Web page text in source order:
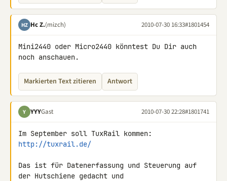
HZ Hc Z.(mizch) 2010-07-30 16:33#1801454
Mini2440 oder Micro2440 könntest Du Dir auch
noch anschauen.
Markierten Text zitieren Antwort
Y YYYGast 2010-07-30 22:28#1801741
http://tuxrail.de/
Das ist für Datenerfassung und Steuerung auf
der Hutschiene gedacht und